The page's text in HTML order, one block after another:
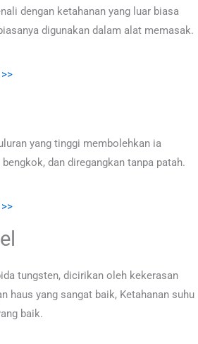
dengan ketahanan yang luar biasa
digunakan dalam alat memasak.
yang tinggi membolehkan ia
dan diregangkan tanpa patah.
tungsten, dicirikan oleh kekerasan
haus yang sangat baik, Ketahanan suhu
baik.